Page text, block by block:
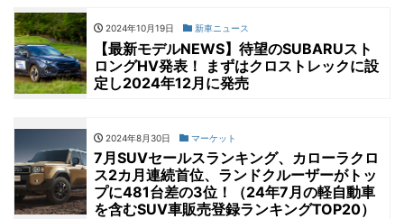
2024年10月19日 新車ニュース
【最新モデルNEWS】待望のSUBARUスト
ロングHV発表！ まずはクロストレックに設
定し2024年12月に発売
2024年8月30日 マーケット
7月SUVセールスランキング、カローラクロ
ス2カ月連続首位、ランドクルーザーがトッ
プに481台差の3位！（24年7月の軽自動車
を含むSUV車販売登録ランキングTOP20）